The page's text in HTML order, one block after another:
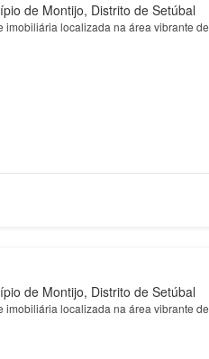
de Montijo, Distrito de Setúbal
imobiliária localizada na área vibrante de
de Montijo, Distrito de Setúbal
imobiliária localizada na área vibrante de